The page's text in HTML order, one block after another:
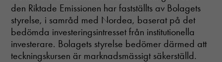
den Riktade Emissionen har fastställts av Bolagets
styrelse, i samråd med Nordea, baserat på det
bedömda investeringsintresset från institutionella
investerare. Bolagets styrelse bedömer därmed att
teckningskursen är marknadsmässigt säkerställd.